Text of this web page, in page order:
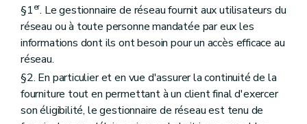
§1er. Le gestionnaire de réseau fournit aux utilisateurs du
réseau ou à toute personne mandatée par eux les
informations dont ils ont besoin pour un accès efficace au
réseau.
§2. En particulier et en vue d'assurer la continuité de la
fourniture tout en permettant à un client final d'exercer
son éligibilité, le gestionnaire de réseau est tenu de